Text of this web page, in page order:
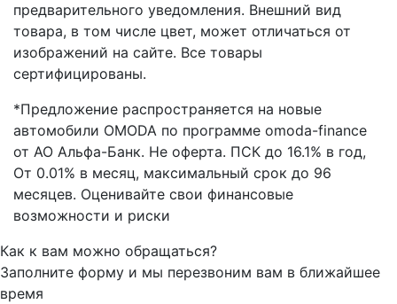
предварительного уведомления. Внешний вид
товара, в том числе цвет, может отличаться от
изображений на сайте. Все товары
сертифицированы.
*Предложение распространяется на новые
автомобили OMODA по программе omoda-finance
от АО Альфа-Банк. Не оферта. ПСК до 16.1% в год,
От 0.01% в месяц, максимальный срок до 96
месяцев. Оценивайте свои финансовые
возможности и риски
Как к вам можно обращаться?
Заполните форму и мы перезвоним вам в ближайшее
время